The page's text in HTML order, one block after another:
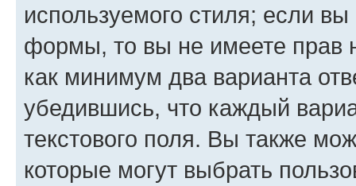
используемого стиля; если
формы, то вы не имеете прав
как минимум два варианта
убедившись, что каждый
текстового поля. Вы также
которые могут выбрать